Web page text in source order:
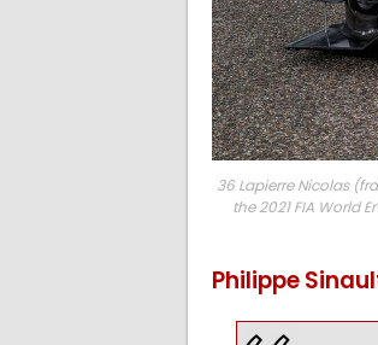
36 Lapierre Nicolas
the 2021 FIA World
Philippe